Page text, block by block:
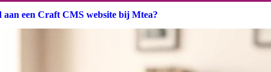
een Craft CMS website bij Mtea?